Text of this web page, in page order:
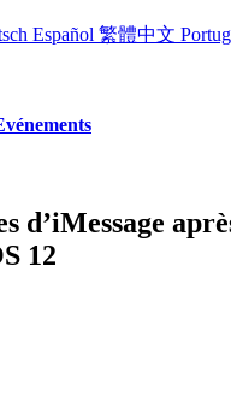
Español 繁體中文
d’iMessage
12